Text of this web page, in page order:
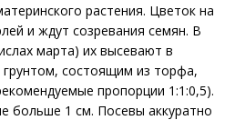
растения. Цветок на
и ждут созревания семян. В
марта) их высевают в
состоящим из торфа,
пропорции 1:1:0,5).
больше 1 см. Посевы аккуратно